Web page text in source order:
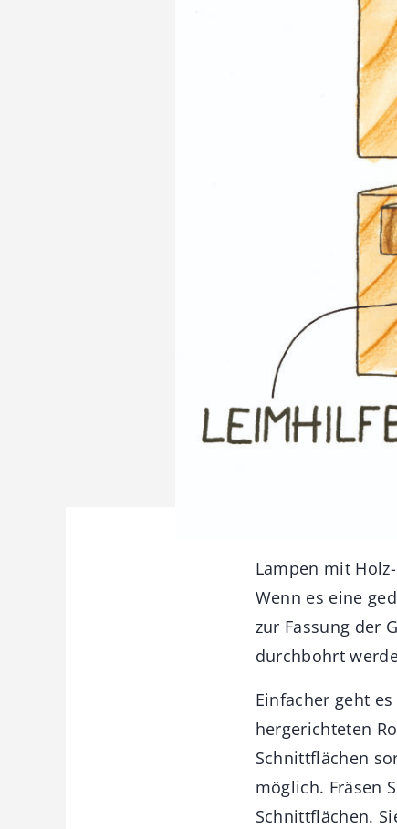
Lampen mit
Wenn es eine
zur Fassung der
durchbohrt
Einfacher geht
hergerichteten
Schnittflächen
möglich. Fräsen
Schnittflächen.